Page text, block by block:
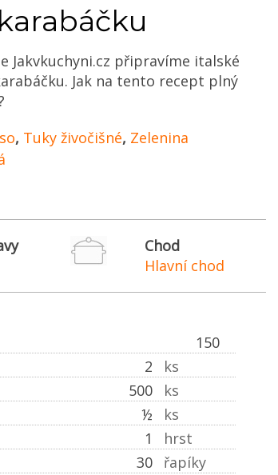
Jakvkuchyni.cz připravíme italské
Jak na tento recept plný
, Tuky živočišné, Zelenina
Chod
Hlavní chod
150
2
ks
500 ks
½ ks
1 hrst
30
řapíky